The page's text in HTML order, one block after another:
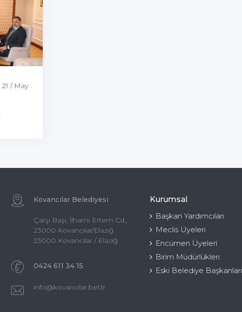
21 / May
Kovancılar Belediyesi
Çarşı Başı, İlhami Ertem Cd.,
23000 Kovancılar/Elazığ
23000 Kovancılar / Elazığ
0424 611 34 15
info@kovancilar.bel.tr
Kurumsal
Başkan Yardımcıları
Meclis Üyeleri
Encümen Üyeleri
Birim Müdürlükleri
Eski Belediye Başkanları